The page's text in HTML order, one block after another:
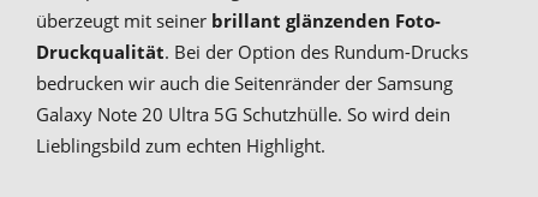
überzeugt mit seiner brillant glänzenden Foto-
Druckqualität. Bei der Option des Rundum-Drucks
bedrucken wir auch die Seitenränder der Samsung
Galaxy Note 20 Ultra 5G Schutzhülle. So wird dein
Lieblingsbild zum echten Highlight.